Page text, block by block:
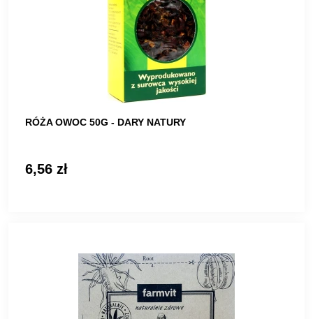
RÓŻA OWOC 50G - DARY NATURY
6,56 zł